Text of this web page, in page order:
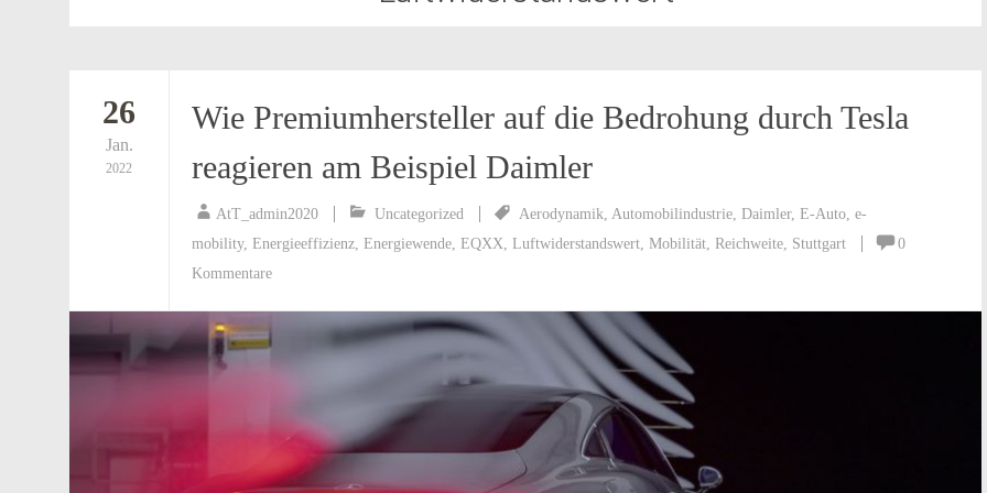
26
Jan.
2022
Wie Premiumhersteller auf die Bedrohung durch Tesla
reagieren am Beispiel Daimler
AtT_admin2020 Uncategorized Aerodynamik, Automobilindustrie, Daimler, E-Auto, e-
mobility, Energieeffizienz, Energiewende, EQXX, Luftwiderstandswert, Mobilität, Reichweite, Stuttgart
0
Kommentare